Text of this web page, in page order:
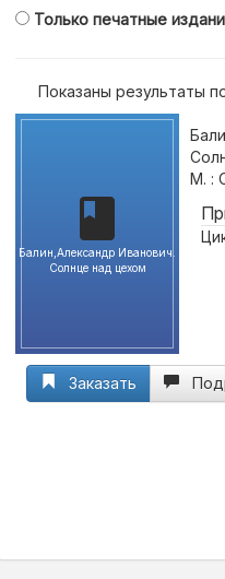
Только печатные
Показаны результаты
Балин,Александр Иванович.
Солнце над цехом
М. :
Заказать